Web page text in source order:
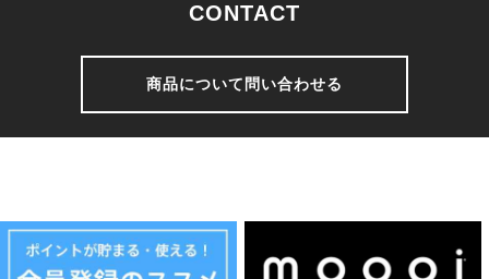
CONTACT
商品について問い合わせる